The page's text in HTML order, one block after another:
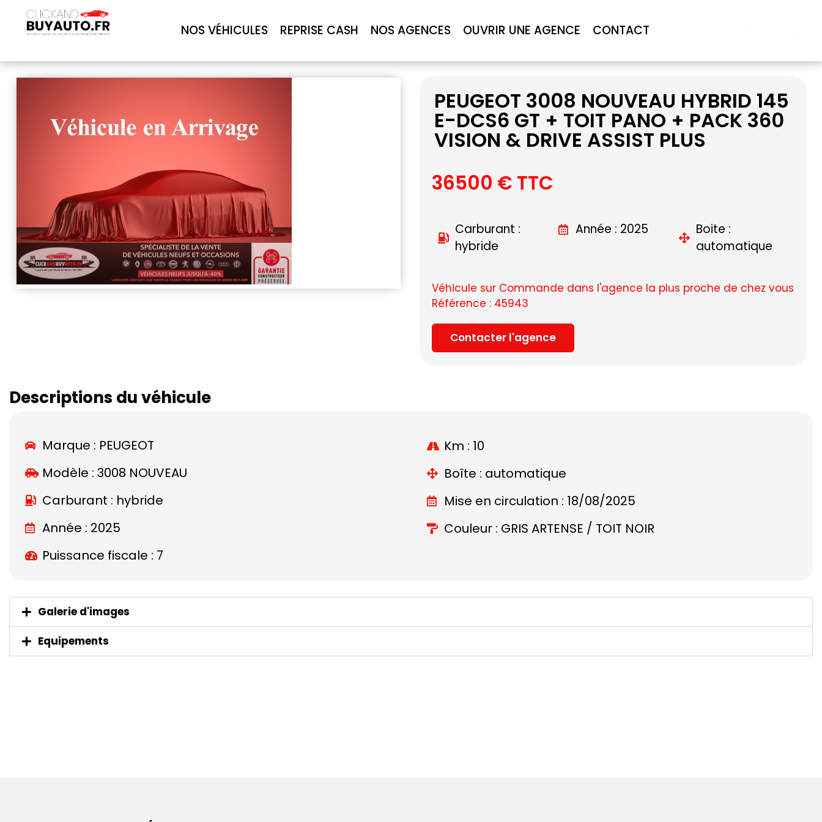
NOS VÉHICULES REPRISE CASH NOS AGENCES OUVRIR UNE AGENCE CONTACT
PEUGEOT 3008 NOUVEAU HYBRID 145
E-DCS6 GT + TOIT PANO + PACK 360
VISION & DRIVE ASSIST PLUS
36500 € TTC
Carburant :
hybride
Année : 2025
Boite :
automatique
Véhicule sur Commande dans l'agence la plus proche de chez vous
Référence : 45943
Contacter l'agence
Descriptions du véhicule
Marque : PEUGEOT
Modèle : 3008 NOUVEAU
Carburant : hybride
Année : 2025
Puissance fiscale : 7
Km : 10
Boîte : automatique
Mise en circulation : 18/08/2025
Couleur : GRIS ARTENSE / TOIT NOIR
Galerie d'images
Equipements